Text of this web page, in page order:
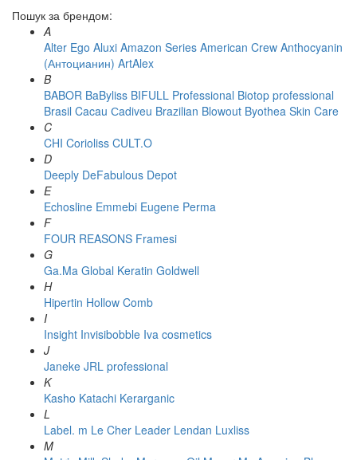
Пошук за брендом:
A
Alter Ego Aluxi Amazon Series American Crew Anthocyanin
(Антоцианин) ArtAlex
B
BABOR BaByliss BIFULL Professional Biotop professional
Brasil Cacau Сadiveu Brazilian Blowout Byothea Skin Care
C
CHI Corioliss CULT.O
D
Deeply DeFabulous Depot
E
Echosline Emmebi Eugene Perma
F
FOUR REASONS Framesi
G
Ga.Ma Global Keratin Goldwell
H
Hipertin Hollow Comb
I
Insight Invisibobble Iva cosmetics
J
Janeke JRL professional
K
Kasho Katachi Kerarganic
L
Label. m Le Cher Leader Lendan Luxliss
M